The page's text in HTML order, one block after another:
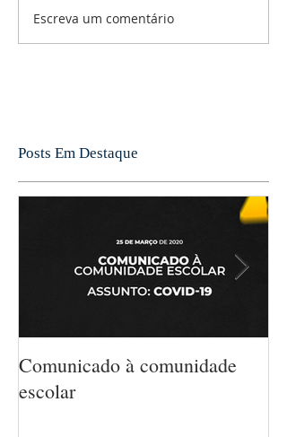
Escreva um comentário
Posts Em Destaque
Comunicado à comunidade
escolar